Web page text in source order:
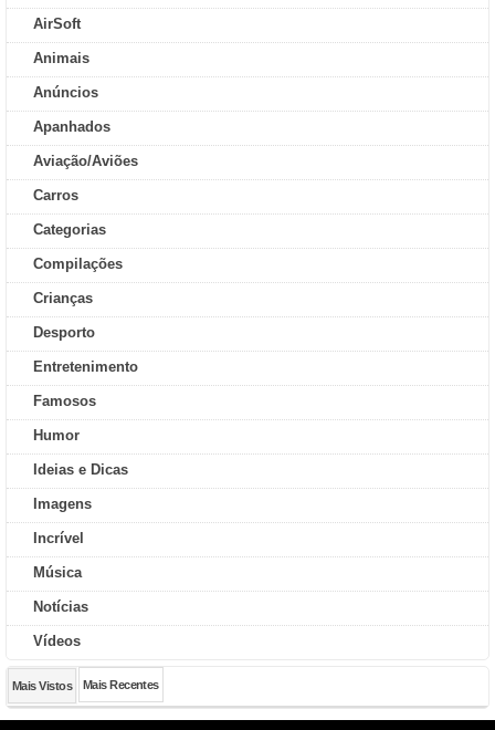
AirSoft
Animais
Anúncios
Apanhados
Aviação/Aviões
Carros
Categorias
Compilações
Crianças
Desporto
Entretenimento
Famosos
Humor
Ideias e Dicas
Imagens
Incrível
Música
Notícias
Vídeos
Mais Vistos Mais Recentes